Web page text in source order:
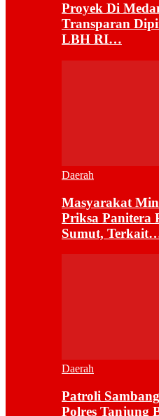
Proyek Di
Transparan
LBH RI…
Daerah
Masyarakat
Priksa Panitera
Sumut,
Daerah
Patroli
Polres Tanjung